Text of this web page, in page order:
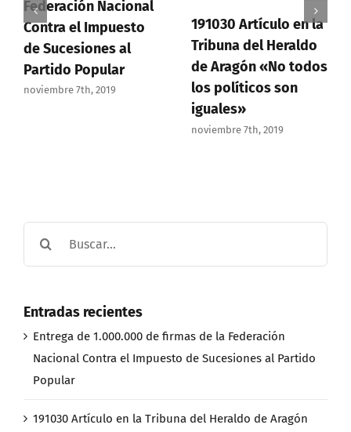
Federación Nacional
Contra el Impuesto
de Sucesiones al
Partido Popular
noviembre 7th, 2019
191030 Artículo en la
Tribuna del Heraldo
de Aragón «No todos
los políticos son
iguales»
noviembre 7th, 2019
Entradas recientes
Entrega de 1.000.000 de firmas de la Federación
Nacional Contra el Impuesto de Sucesiones al Partido
Popular
191030 Artículo en la Tribuna del Heraldo de Aragón